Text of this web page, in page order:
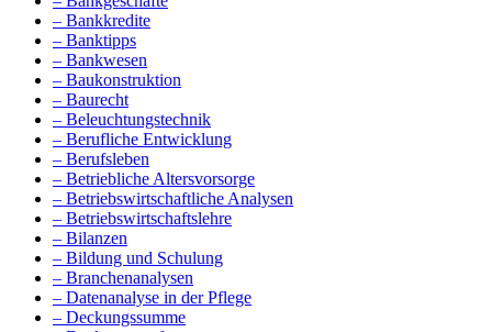
– Bankkredite
– Banktipps
– Bankwesen
– Baukonstruktion
– Baurecht
– Beleuchtungstechnik
– Berufliche Entwicklung
– Berufsleben
– Betriebliche Altersvorsorge
– Betriebswirtschaftliche Analysen
– Betriebswirtschaftslehre
– Bilanzen
– Bildung und Schulung
– Branchenanalysen
– Datenanalyse in der Pflege
– Deckungssumme